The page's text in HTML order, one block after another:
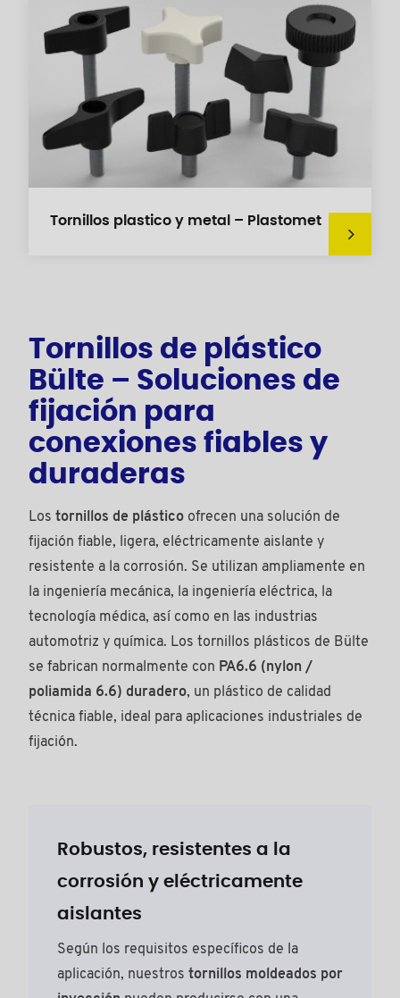
Tornillos plastico y metal – Plastomet
Tornillos de plástico
Bülte – Soluciones de
fijación para
conexiones fiables y
duraderas
Los tornillos de plástico ofrecen una solución de
fijación fiable, ligera, eléctricamente aislante y
resistente a la corrosión. Se utilizan ampliamente en
la ingeniería mecánica, la ingeniería eléctrica, la
tecnología médica, así como en las industrias
automotriz y química. Los tornillos plásticos de Bülte
se fabrican normalmente con PA6.6 (nylon /
poliamida 6.6) duradero, un plástico de calidad
técnica fiable, ideal para aplicaciones industriales de
fijación.
Robustos, resistentes a la
corrosión y eléctricamente
aislantes
Según los requisitos específicos de la
aplicación, nuestros tornillos moldeados por